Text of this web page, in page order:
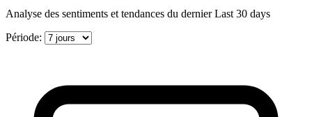
Analyse des sentiments et tendances du dernier Last 30 days
Période: